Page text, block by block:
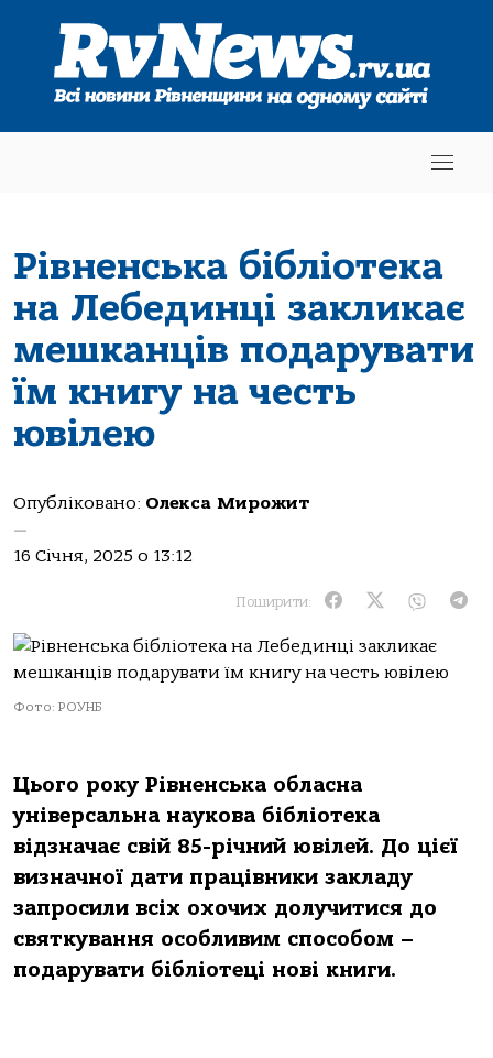
Рівненська бібліотека
на Лебединці закликає
мешканців подарувати
їм книгу на честь
ювілею
Опубліковано: Олекса Мирожит
—
16 Січня, 2025 о 13:12
Поширити:
Фото: РОУНБ
Цього року Рівненська обласна
універсальна наукова бібліотека
відзначає свій 85-річний ювілей. До цієї
визначної дати працівники закладу
запросили всіх охочих долучитися до
святкування особливим способом –
подарувати бібліотеці нові книги.